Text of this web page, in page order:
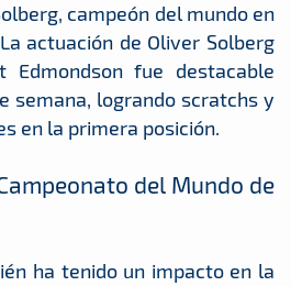
campeón del mundo en
actuación de Oliver Solberg
fue destacable
semana, logrando scratchs y
en la primera posición.
del Mundo de
ha tenido un impacto en la